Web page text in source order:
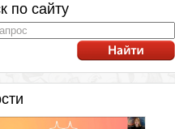
по сайту